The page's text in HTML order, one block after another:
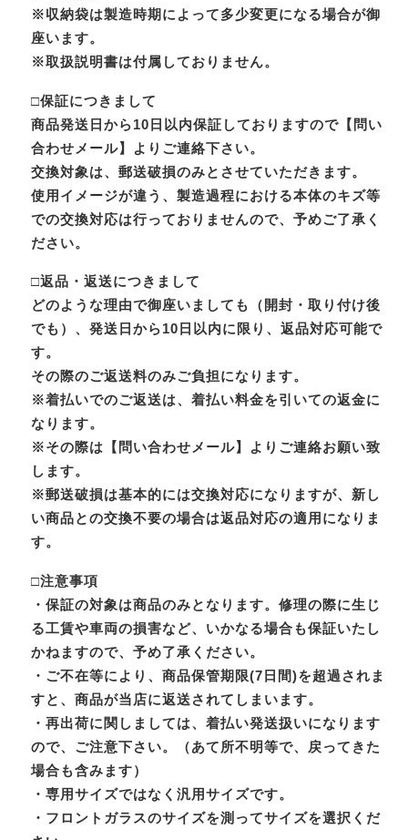
※収納袋は製造時期によって多少変更になる場合が御
座います。
※取扱説明書は付属しておりません。
□保証につきまして
商品発送日から10日以内保証しておりますので【問い
合わせメール】よりご連絡下さい。
交換対象は、郵送破損のみとさせていただきます。
使用イメージが違う、製造過程における本体のキズ等
での交換対応は行っておりませんので、予めご了承く
ださい。
□返品・返送につきまして
どのような理由で御座いましても（開封・取り付け後
でも）、発送日から10日以内に限り、返品対応可能で
す。
その際のご返送料のみご負担になります。
※着払いでのご返送は、着払い料金を引いての返金に
なります。
※その際は【問い合わせメール】よりご連絡お願い致
します。
※郵送破損は基本的には交換対応になりますが、新し
い商品との交換不要の場合は返品対応の適用になりま
す。
□注意事項
・保証の対象は商品のみとなります。修理の際に生じ
る工賃や車両の損害など、いかなる場合も保証いたし
かねますので、予め了承ください。
・ご不在等により、商品保管期限(7日間)を超過されま
すと、商品が当店に返送されてしまいます。
・再出荷に関しましては、着払い発送扱いになります
ので、ご注意下さい。（あて所不明等で、戻ってきた
場合も含みます）
・専用サイズではなく汎用サイズです。
・フロントガラスのサイズを測ってサイズを選択くだ